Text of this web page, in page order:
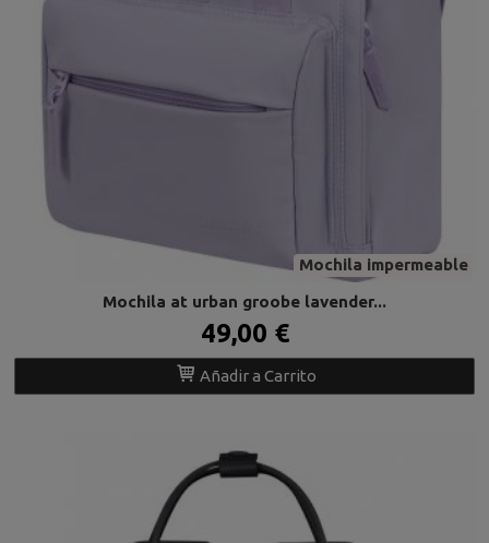
Mochila impermeable
Mochila at urban groobe lavender...
49,00 €
Añadir a Carrito